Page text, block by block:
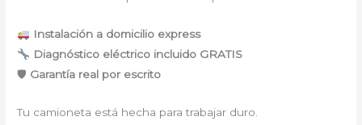
Instalación a domicilio express
Diagnóstico eléctrico incluido GRATIS
🛡 Garantía real por escrito
Tu camioneta está hecha para trabajar duro.